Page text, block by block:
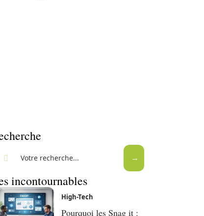
incontournables
High-Tech
Pourquoi les Snag it :